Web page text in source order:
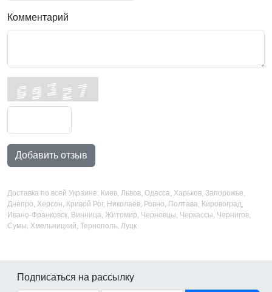
Комментарий
Добавить отзыв
Доставка по всей Украине: Киев, Львов, Одесса, Харьков, Запорожье,
Днепро, Херсон, Кривой Рог, Николаев, Ровно, Полтава, Кировоград,
Ивано-Франковск, Винница, Житомир, Черновцы, Черкассы, Чернигов,
Сумы, Хмельницкий, Тернополь, Луцк
Подписаться на рассылку